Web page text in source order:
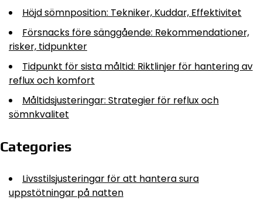
Höjd sömnposition: Tekniker, Kuddar, Effektivitet
Försnacks före sänggående: Rekommendationer,
risker, tidpunkter
Tidpunkt för sista måltid: Riktlinjer för hantering av
reflux och komfort
Måltidsjusteringar: Strategier för reflux och
sömnkvalitet
Categories
Livsstilsjusteringar för att hantera sura
uppstötningar på natten